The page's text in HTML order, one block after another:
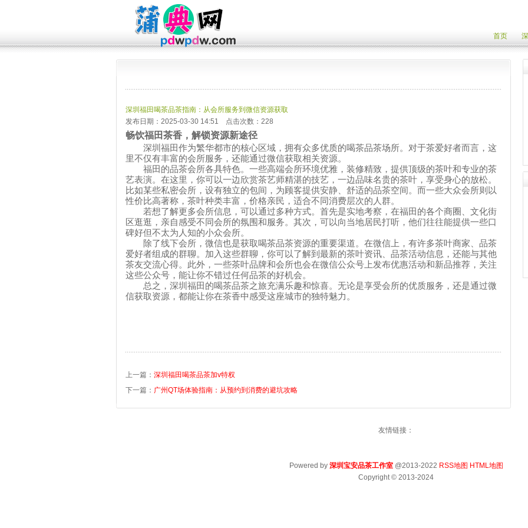
首页
深圳福田喝茶品茶指南：从会所服务到微信资源获取
发布日期：2025-03-30 14:51 点击次数：228
畅饮福田茶香，解锁资源新途径
深圳福田作为繁华都市的核心区域，拥有众多优质的喝茶品茶场所。对于茶爱好者而言，这
里不仅有丰富的会所服务，还能通过微信获取相关资源。
福田的品茶会所各具特色。一些高端会所环境优雅，装修精致，提供顶级的茶叶和专业的茶
艺表演。在这里，你可以一边欣赏茶艺师精湛的技艺，一边品味名贵的茶叶，享受身心的放松。
比如某些私密会所，设有独立的包间，为顾客提供安静、舒适的品茶空间。而一些大众会所则以
性价比高著称，茶叶种类丰富，价格亲民，适合不同消费层次的人群。
若想了解更多会所信息，可以通过多种方式。首先是实地考察，在福田的各个商圈、文化街
区逛逛，亲自感受不同会所的氛围和服务。其次，可以向当地居民打听，他们往往能提供一些口
碑好但不太为人知的小众会所。
除了线下会所，微信也是获取喝茶品茶资源的重要渠道。在微信上，有许多茶叶商家、品茶
爱好者组成的群聊。加入这些群聊，你可以了解到最新的茶叶资讯、品茶活动信息，还能与其他
茶友交流心得。此外，一些茶叶品牌和会所也会在微信公众号上发布优惠活动和新品推荐，关注
这些公众号，能让你不错过任何品茶的好机会。
总之，深圳福田的喝茶品茶之旅充满乐趣和惊喜。无论是享受会所的优质服务，还是通过微
信获取资源，都能让你在茶香中感受这座城市的独特魅力。
上一篇： 深圳福田喝茶品茶加v特权
下一篇： 广州QT场体验指南：从预约到消费的避坑攻略
友情链接：
Powered by 深圳宝安品茶工作室@2013-2022 RSS地图 HTML地图
Copyright© 2013-2024